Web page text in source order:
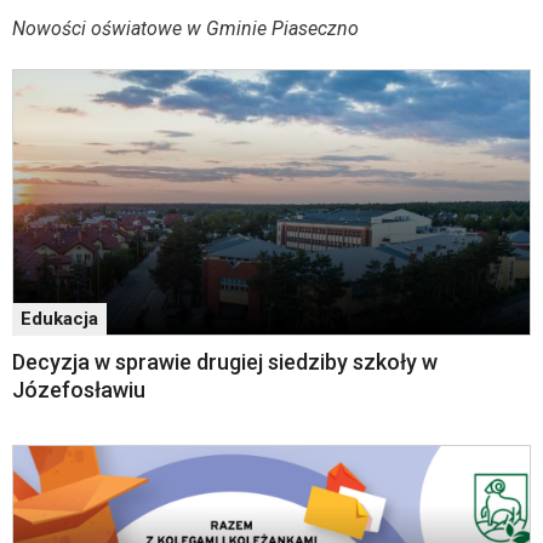
w
pozwalające
przechodzić
do
treści,
które
znajduje
się
bezpośrednio
tą
wiadomością.
została
wyposażona
dedykowane
Nowości oświatowe w Gminie Piaseczno
Edukacja
Decyzja w sprawie drugiej siedziby szkoły w
Józefosławiu